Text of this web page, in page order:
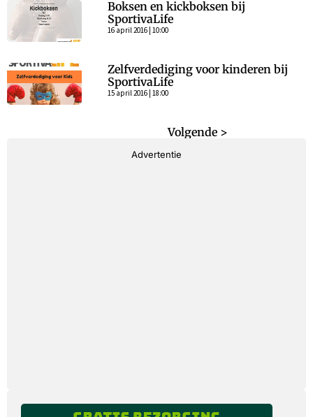
Boksen en kickboksen bij
SportivaLife
16 april 2016 | 10:00
Zelfverdediging voor kinderen bij
SportivaLife
15 april 2016 | 18:00
Volgende >
Advertentie